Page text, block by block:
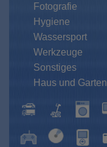
Fotografie
Hygiene
Wassersport
Werkzeuge
Sonstiges
Haus und Garten